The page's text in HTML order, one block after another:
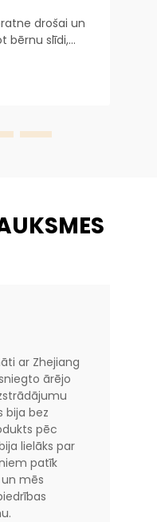
drošai un
bērnu slīdi,
ar to, kā
un ilgmūžību.
ar Zhejiang
ārējo
bija bez
pēc
lielāks par
patīk
mēs